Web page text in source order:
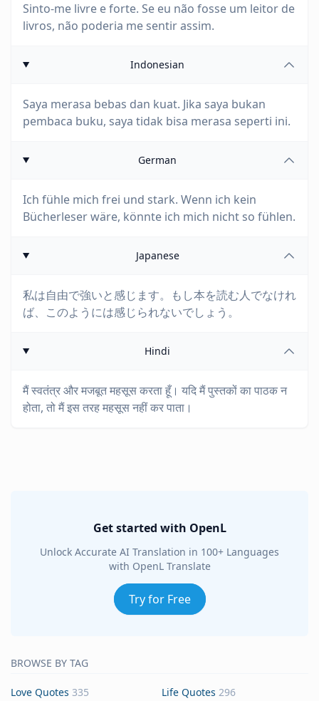
Sinto-me livre e forte. Se eu não fosse um leitor de
livros, não poderia me sentir assim.
Indonesian
Saya merasa bebas dan kuat. Jika saya bukan
pembaca buku, saya tidak bisa merasa seperti ini.
German
Ich fühle mich frei und stark. Wenn ich kein
Bücherleser wäre, könnte ich mich nicht so fühlen.
Japanese
私は自由で強いと感じます。もし本を読む人でなけれ
ば、このようには感じられないでしょう。
Hindi
मैं स्वतंत्र और मजबूत महसूस करता हूँ। यदि मैं पुस्तकों का पाठक न
होता, तो मैं इस तरह महसूस नहीं कर पाता।
Get started with OpenL
Unlock Accurate AI Translation in 100+ Languages
with OpenL Translate
Try for Free
BROWSE BY TAG
Love Quotes 335 Life Quotes 296